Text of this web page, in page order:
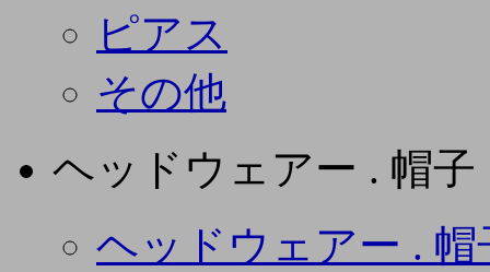
ピアス
その他
ヘッドウェアー . 帽子
ヘッドウェアー . 帽